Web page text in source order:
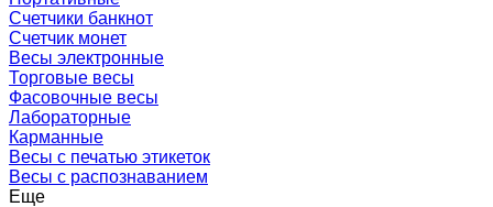
Счетчики банкнот
Счетчик монет
Весы электронные
Торговые весы
Фасовочные весы
Лабораторные
Карманные
Весы с печатью этикеток
Весы с распознаванием
Еще